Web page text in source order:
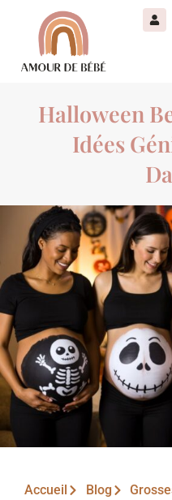
Halloween
Idées
Accueil Blog